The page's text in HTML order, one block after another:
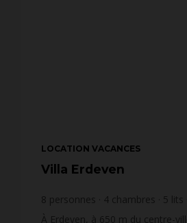
LOCATION VACANCES
Villa Erdeven
8 personnes 4 chambres 5 lits
1
salle de bain
À Erdeven, à 650 m du centre-